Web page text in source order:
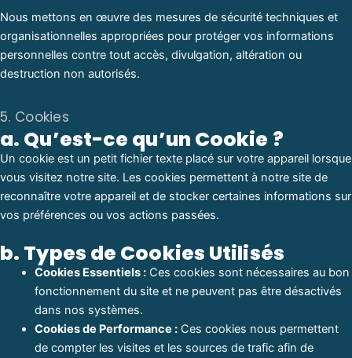
Nous mettons en œuvre des mesures de sécurité techniques et
organisationnelles appropriées pour protéger vos informations
personnelles contre tout accès, divulgation, altération ou
destruction non autorisés.
5. Cookies
a. Qu’est-ce qu’un Cookie ?
Un cookie est un petit fichier texte placé sur votre appareil lorsque
vous visitez notre site. Les cookies permettent à notre site de
reconnaître votre appareil et de stocker certaines informations sur
vos préférences ou vos actions passées.
b. Types de Cookies Utilisés
Cookies Essentiels :Ces cookies sont nécessaires au bon
fonctionnement du site et ne peuvent pas être désactivés
dans nos systèmes.
Cookies de Performance :Ces cookies nous permettent
de compter les visites et les sources de trafic afin de